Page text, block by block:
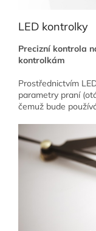
LED kontrolky
Precizní kontrola
kontrolkám
Prostřednictvím
parametry praní
čemuž bude